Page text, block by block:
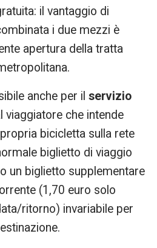
il vantaggio di
i due mezzi è
apertura della tratta
anche per ilservizio
viaggiatore che intende
bicicletta sulla rete
biglietto di viaggio
un biglietto supplementare
(1,70 euro solo
ritorno) invariabile per